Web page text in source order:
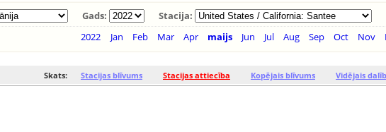
Gads:
Stacija:
2022
Jan Feb Mar Apr maijs Jun Jul Aug Sep Oct Nov
Skats: Stacijas blīvums Stacijas attiecība Kopējais blīvums Vidējais